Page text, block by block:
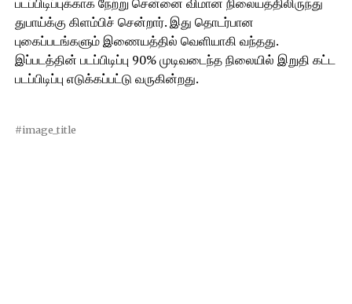
துபாய்க்கு கிளம்பிச் சென்றார். இது தொடர்பான
புகைப்படங்களும் இணையத்தில் வெளியாகி வந்தது.
இப்படத்தின் படப்பிடிப்பு 90% முடிவடைந்த நிலையில் இறுதி கட்ட
படப்பிடிப்பு எடுக்கப்பட்டு வருகின்றது.
#image_title